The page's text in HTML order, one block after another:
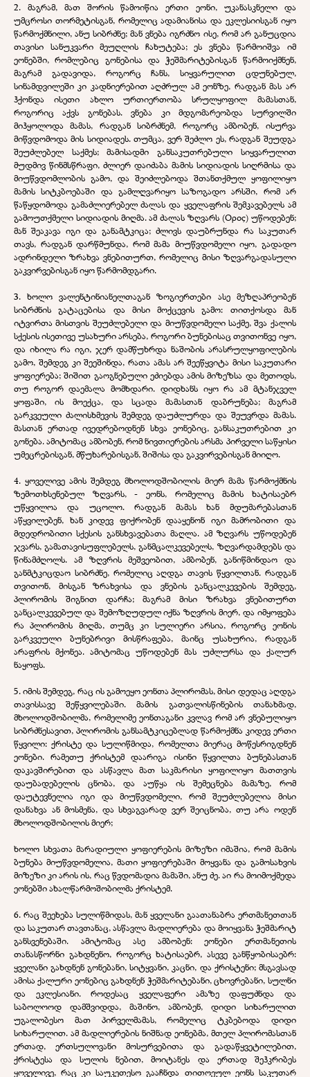
2. მაგრამ, მათ შორის წამოიწია ერთი ეონი, უკანასკნელი და
უმცროსი თორმეტისგან, რომელიც ადამიანისა და ეკლესიისგან იყო
წარმოქმნილი, ანუ სიბრძნე; მან ვნება იგრძნო ისე, რომ არ განუცდია
თავისი სანუკვარი მეუღლის ჩახუტება; ეს ვნება წარმოიშვა იმ
ეონებში, რომლებიც გონებისა და ჭეშმარიტებისგან წარმოიქმნენ,
მაგრამ გადავიდა, როგორც ჩანს, სიყვარულით ცდუნებულ,
სინამდვილეში კი კადნიერებით აღძრულ ამ ეონზე, რადგან მას არ
ჰქონდა ისეთი ახლო ურთიერთობა სრულყოფილ მამასთან,
როგორიც აქვს გონებას. ვნება კი მდგომარეობდა სურვილში
მიჰყოლოდა მამას, რადგან სიბრძნემ, როგორც ამბობენ, ისურვა
მიწვდომოდა მის სიდიადეს. თუმცა, ვერ შეძლო ეს, რადგან შეუდგა
შეუძლებელ საქმეს; მამისადმი განსაკუთრებული სიყვარულით
მუდმივ წინმსწრაფი, ძლიერ დაიძაბა მამის სიდიადის სიღრმისა და
მიუწვდომლობის გამო, და შეიძლებოდა შთანთქმულ ყოფილიყო
მამის სიტკბოებაში და გამლღვარიყო საზოგადო არსში, რომ არ
წაწყდომოდა გამაძლიერებელ ძალას და ყველაფრის შემკავებელს ამ
გამოუთქმელი სიდიადის მიღმა. ამ ძალას ზღვარს (Ορος) უწოდებენ;
მან შეაკავა იგი და განამტკიცა; ძლივს დაუბრუნდა რა საკუთარ
თავს, რადგან დარწმუნდა, რომ მამა მიუწვდომელი იყო, გადადო
ადრინდელი ზრახვა ვნებითურთ, რომელიც მისი ზღვარგადასული
გაკვირვებისგან იყო წარმომდგარი.
3. ხოლო ვალენტინიანელთაგან ზოგიერთები ასე მეზღაპრეობენ
სიბრძნის გატაცებისა და მისი მოქცევის გამო: თითქოსდა მან
იტვირთა მისთვის შეუძლებელი და მიუწვდომელი საქმე, შვა ქალის
სქესის ისეთივე უსახური არსება, როგორი ბუნებისაც თვითონვე იყო,
და იხილა რა იგი, ჯერ დამწუხრდა ნაშობის არასრულყოფილების
გამო, შემდეგ კი შეეშინდა, რათა ამას არ შეეწყვიტა მისი საკუთარი
ყოფიერება; შიშით გაოგნებული ეძიებდა ამის მიზეზსა და მეთოდს,
თუ როგორ დაემალა მომხდარი. დიდხანს იყო რა ამ მტანჯველ
ყოფაში, ის მოექცა, და სცადა მამასთან დაბრუნება; მაგრამ
გარკვეული ძალისხმევის შემდეგ დაუძლურდა და შეუვრდა მამას.
მასთან ერთად ივედრებოდნენ სხვა ეონებიც, განსაკუთრებით კი
გონება. ამიტომაც ამბობენ, რომ ნივთიერების არსმა პირველი საწყისი
უმეცრებისგან, მწუხარებისგან, შიშისა და გაკვირვებისგან მიიღო.
4. ყოველივე ამის შემდეგ მხოლოდშობილის მიერ მამა წარმოქმნის
ზემოთხსენებულ ზღვარს, - ეონს, რომელიც მამის ხატისაებრ
უწყვილოა და უცოლო. რადგან მამას ხან მდუმარებასთან
აწყვილებენ, ხან კიდევ ფიქრობენ დააყენონ იგი მამრობითი და
მდედრობითი სქესის განსხვავებათა მაღლა. ამ ზღვარს უწოდებენ
ჯვარს, გამათავისუფლებელს, განმცალკევებელს, ზღვარდამდებს და
წინამძღოლს. ამ ზღვრის მეშვეობით, ამბობენ, განიწმინდაო და
განმტკიცდაო სიბრძნე, რომელიც აღდგა თავის წყვილთან. რადგან
თვითონ, მისგან ზრახვისა და ვნების განცალკევების შემდეგ,
პლირომის შიგნით დარჩა; მაგრამ მისი ზრახვა ვნებითურთ
განცალკევებულ და შემოზღუდულ იქნა ზღვრის მიერ, და იმყოფება
რა პლირომის მიღმა, თუმც კი სულიერი არსია, როგორც ეონის
გარკვეული ბუნებრივი მისწრაფება, მაინც უსახურია, რადგან
არაფრის მქონეა. ამიტომაც უწოდებენ მას უძლურსა და ქალურ
ნაყოფს.
5. იმის შემდეგ, რაც ის გამოეყო ეონთა პლირომას, მისი დედაც აღდგა
თავისსავე შეწყვილებაში. მამის გათვალისწინების თანახმად,
მხოლოდშობილმა, რომელიმე ეონთაგანი კვლავ რომ არ ვნებულიყო
სიბრძნესავით, პლირომის განსამტკიცებლად წარმოქმნა კიდევ ერთი
წყვილი: ქრისტე და სულიწმიდა, რომელთა მიერაც მოწესრიგდნენ
ეონები. რამეთუ ქრისტემ დაარიგა ისინი წყვილთა ბუნებასთან
დაკავშირებით და ასწავლა მათ საკმარისი ყოფილიყო მათთვის
დაუბადებელის ცნობა, და აუწყა ის შემეცნება მამაზე, რომ
დაუტევნელია იგი და მიუწვდომელი, რომ შეუძლებელია მისი
დანახვა ან მოსმენა, და სხვაგვარად ვერ შეიცნობა, თუ არა ოდენ
მხოლოდშობილის მიერ;
ხოლო სხვათა მარადიული ყოფიერების მიზეზი იმაშია, რომ მამის
ბუნება მიუწვდომელია, მათი ყოფიერებაში მოყვანა და გამოსახვის
მიზეზი კი არის ის, რაც წვდომადია მამაში, ანუ ძე. აი რა მოიმოქმედა
ეონებში ახალწარმოშობილმა ქრისტემ.
6. რაც შეეხება სულიწმიდას, მან ყველანი გაათანაბრა ერთმანეთთან
და საკუთარ თავთანაც, ასწავლა მადლიერება და მოიყვანა ჭეშმარიტ
განსვენებაში. ამიტომაც ასე ამბობენ: ეონები ერთმანეთის
თანასწორნი გახდნენო, როგორც ხატისაებრ, ასევე განწყობისაებრ:
ყველანი გახდნენ გონებანი, სიტყვანი, კაცნი, და ქრისტენი; მსგავსად
ამისა ქალური ეონებიც გახდნენ ჭეშმარიტებანი, ცხოვრებანი, სულნი
და ეკლესიანი. როდესაც ყველაფერი ამაზე დაფუძნდა და
საბოლოოდ დამშვიდდა, მაშინო, ამბობენ, დიდი სიხარულით
უგალობესო მათ პირველმამას, რომელიც ტკბებოდა დიდი
სიხარულით. ამ მადლიერების ნიშნად ეონებმა, მთელ პლირომასთან
ერთად, ერთსულოვანი მოსურვებითა და გადაწყვეტილებით,
ქრისტესა და სულის ნებით, მოიტანეს და ერთად შეჰკრიბეს
ყოველივე, რაც კი საუკეთესო გააჩნდა თითოეულ ეონს საკუთარ